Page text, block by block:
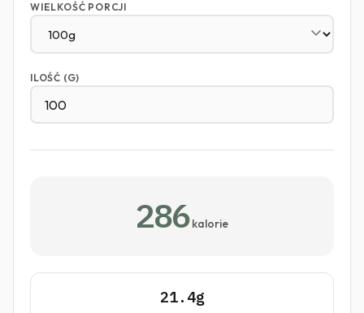
WIELKOŚĆ PORCJI
ILOŚĆ (G)
286 kalorie
21.4g